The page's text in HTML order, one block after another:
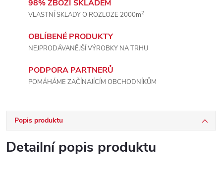
98% ZBOŽÍ SKLADEM
VLASTNÍ SKLADY O ROZLOZE 2000m2
OBLÍBENÉ PRODUKTY
NEJPRODÁVANĚJŠÍ VÝROBKY NA TRHU
PODPORA PARTNERŮ
POMÁHÁME ZAČÍNAJÍCÍM OBCHODNÍKŮM
Popis produktu
Detailní popis produktu